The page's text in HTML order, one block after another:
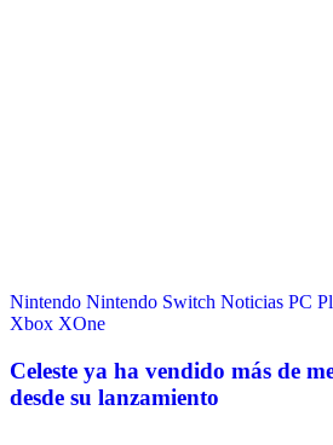
Nintendo Nintendo Switch Noticias PC
Xbox XOne
Celeste ya ha vendido más de
desde su lanzamiento